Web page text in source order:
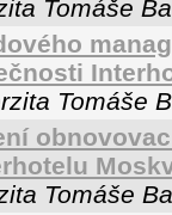
Tomáše
Tomáše
Tomáše